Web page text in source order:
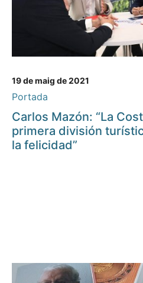
19 de maig de 2021
Portada
Carlos Mazón: “La
primera división
la felicidad”